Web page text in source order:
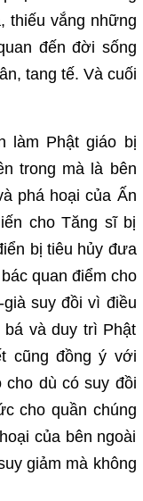
thiếu vắng những
đến đời sống
tang tế. Và cuối
làm Phật giáo bị
trong mà là bên
phá hoại của Ấn
cho Tăng sĩ bị
bị tiêu hủy đưa
quan điểm cho
suy đồi vì điều
và duy trì Phật
cũng đồng ý với
cho dù có suy đồi
cho quần chúng
của bên ngoài
giảm mà không